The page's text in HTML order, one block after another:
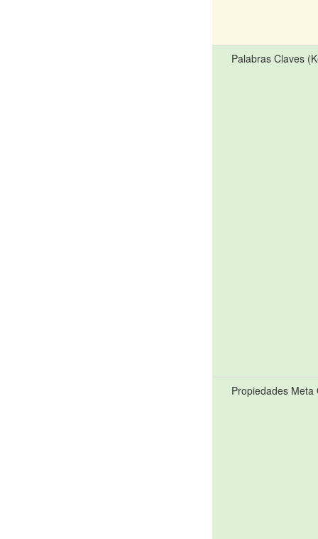
Palabras Claves
Propiedades Meta